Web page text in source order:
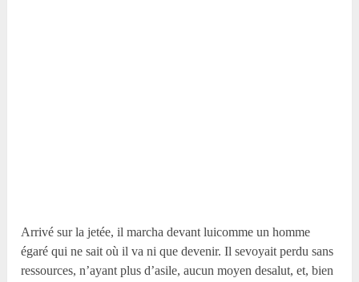
Arrivé sur la jetée, il marcha devant luicomme un homme
égaré qui ne sait où il va ni que devenir. Il sevoyait perdu sans
ressources, n’ayant plus d’asile, aucun moyen desalut, et, bien